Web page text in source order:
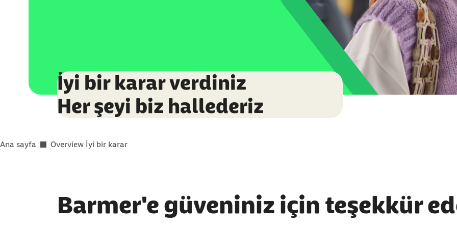
İyi bir karar verdiniz
Her şeyi biz hallederiz
You are here:
Ana sayfa Overview İyi bir karar
Barmer'e güveniniz için teşekkür